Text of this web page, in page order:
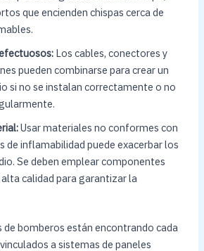
que encienden chispas cerca de
Los cables, conectores y
pueden combinarse para crear un
si no se instalan correctamente o no
Usar materiales no conformes con
de inflamabilidad puede exacerbar los
Se deben emplear componentes
calidad para garantizar la
bomberos están encontrando cada
a sistemas de paneles